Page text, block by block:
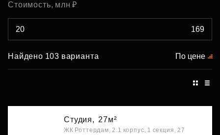
Стоимость, млн ₽
Найдено 103 варианта По цене
Студия, 27м²
ЖК Роттердам, 2.1 корпус, 1 секция, 27